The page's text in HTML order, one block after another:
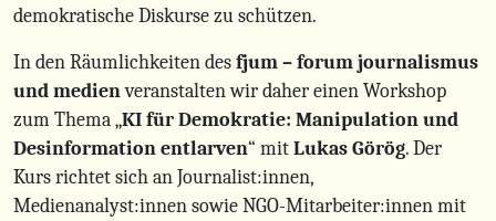
demokratische Diskurse zu schützen.
In den Räumlichkeiten des fjum – forum journalismus
und medien veranstalten wir daher einen Workshop
zum Thema „KI für Demokratie: Manipulation und
Desinformation entlarven“ mit Lukas Görög. Der
Kurs richtet sich an Journalist:innen,
Medienanalyst:innen sowie NGO-Mitarbeiter:innen mit